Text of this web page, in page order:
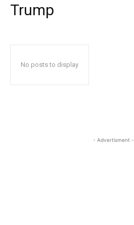
Trump
No posts to display
- Advertisment -